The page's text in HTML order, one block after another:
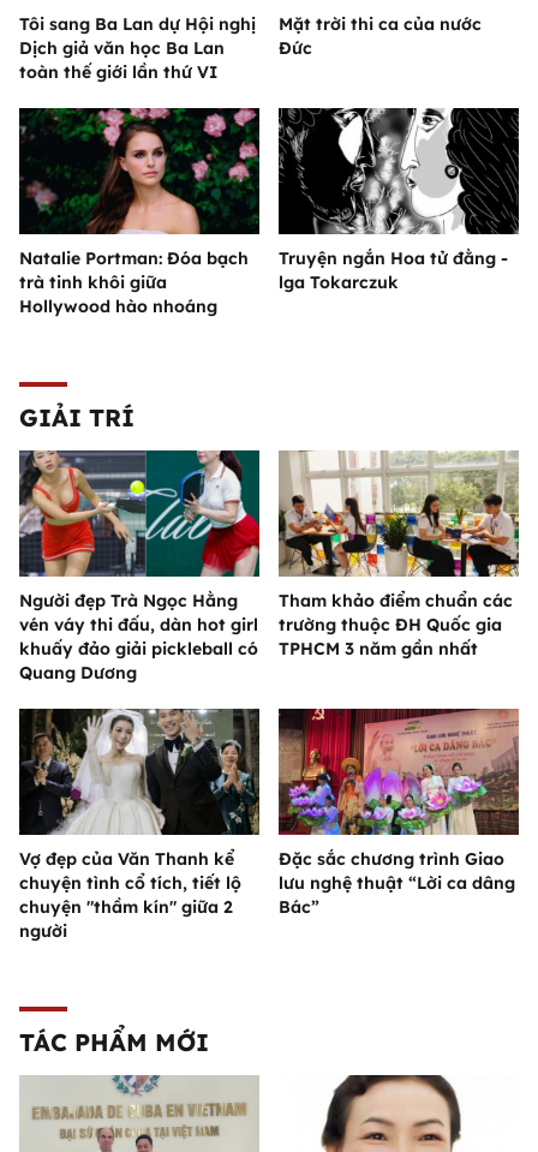
Tôi sang Ba Lan dự Hội nghị
Dịch giả văn học Ba Lan
toàn thế giới lần thứ VI
Mặt trời thi ca của nước
Đức
Natalie Portman: Đóa bạch
trà tinh khôi giữa
Hollywood hào nhoáng
Truyện ngắn Hoa tử đằng -
lga Tokarczuk
GIẢI TRÍ
Người đẹp Trà Ngọc Hằng
vén váy thi đấu, dàn hot girl
khuấy đảo giải pickleball có
Quang Dương
Tham khảo điểm chuẩn các
trường thuộc ĐH Quốc gia
TPHCM 3 năm gần nhất
Vợ đẹp của Văn Thanh kể
chuyện tình cổ tích, tiết lộ
chuyện "thầm kín" giữa 2
người
Đặc sắc chương trình Giao
lưu nghệ thuật “Lời ca dâng
Bác”
TÁC PHẨM MỚI